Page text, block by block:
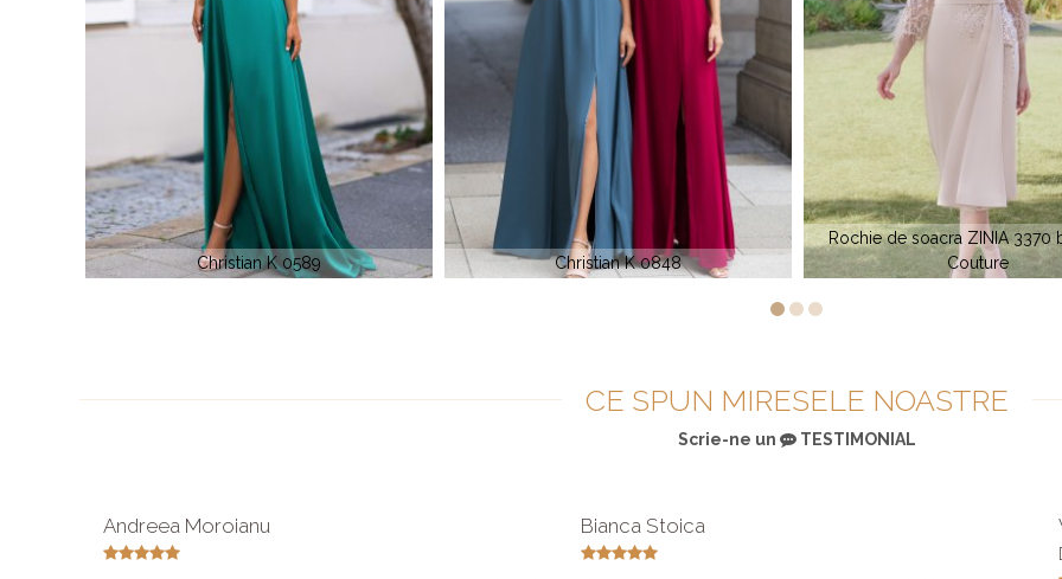
Christian K 0848
Rochie de soacra ZINIA 3370 by Ceruti
Couture
Rochie de ocazie CK
CE SPUN MIRESELE NOASTRE
Scrie-ne un TESTIMONIAL
Andreea Moroianu Bianca Stoica